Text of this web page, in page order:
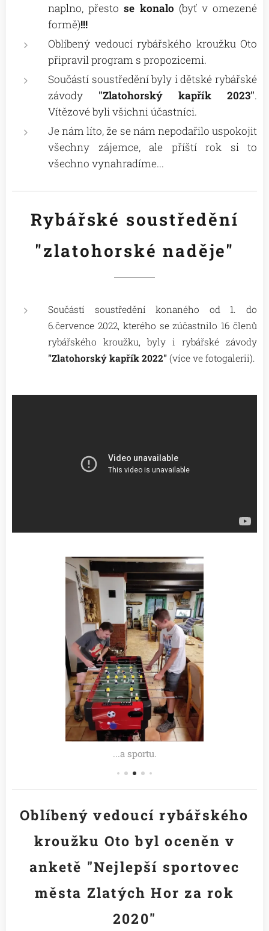
naplno, přestose konalo (byť v omezené
formě)!!!
Oblíbený vedoucí rybářského kroužku Oto
připravil program s propozicemi.
Součástí soustředění byly i dětské rybářské
závody "Zlatohorský kapřík 2023".
Vítězové byli všichni účastníci.
Je nám líto, že se nám nepodařilo uspokojit
všechny zájemce, ale příští rok si to
všechno vynahradíme...😉
Rybářské soustředění
"zlatohorské naděje"
Součástí soustředění konaného od 1. do
6.července 2022, kterého se zúčastnilo 16 členů
rybářského kroužku, byly i rybářské závody
"Zlatohorský kapřík 2022" (více ve fotogalerii).
...a sportu.
Oblíbený vedoucí rybářského
kroužku Oto byl oceněn v
anketě "Nejlepší sportovec
města Zlatých Hor za rok
2020"